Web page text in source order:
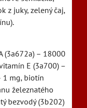
z juky, zelený čaj,
(3a672a) – 18000
E (3a700) –
1 mg, biotín
železnatého
bezvodý (3b202)